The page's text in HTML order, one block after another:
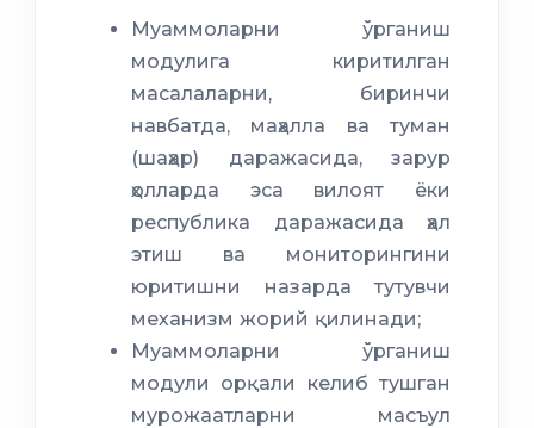
Муаммоларни ўрганиш
модулига киритилган
масалаларни, биринчи
навбатда, маҳалла ва туман
(шаҳар) даражасида, зарур
ҳолларда эса вилоят ёки
республика даражасида ҳал
этиш ва мониторингини
юритишни назарда тутувчи
механизм жорий қилинади;
Муаммоларни ўрганиш
модули орқали келиб тушган
мурожаатларни масъул